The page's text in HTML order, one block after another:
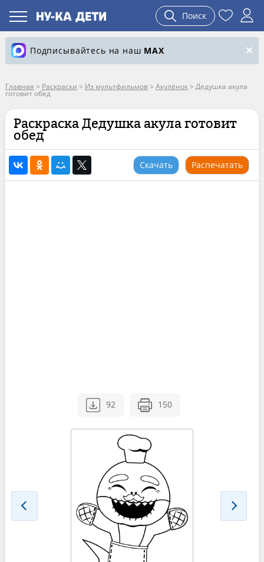
Поиск
Подписывайтесь на наш MAX
Главная > Раскраски > Из мультфильмов> Акулёнок> Дедушка акула
готовит обед
Раскраска Дедушка акула готовит
обед
Скачать Распечатать
92 150